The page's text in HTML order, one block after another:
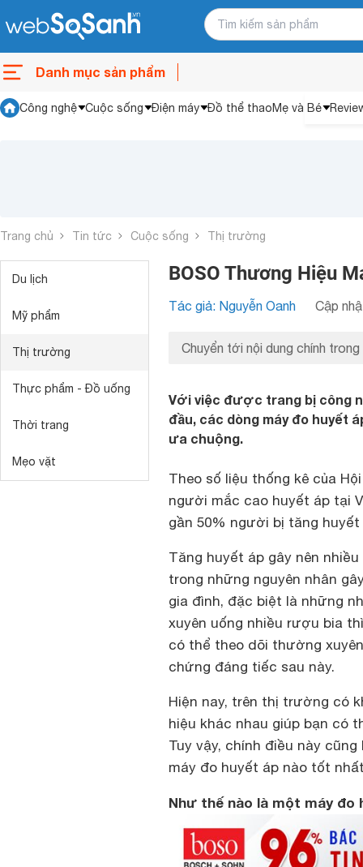
Danh mục sản phẩm
Công nghệ Cuộc sống Điện máy Đồ thể thaoMẹ và Bé
Trang chủ Tin tức Cuộc sống Thị trường
Du lịch
Mỹ phẩm
Thị trường
Thực phẩm - Đồ uống
Thời trang
Mẹo vặt
BOSO Thương Hiệu
Tác giả: Nguyễn Oanh Cập
Chuyển tới nội dung chính trong
Với việc được trang bị công
đầu, các dòng máy đo
ưa chuộng.
Theo số liệu thống kê của
người mắc cao huyết áp tại
gần 50% người bị tăng
Tăng huyết áp gây nên
trong những nguyên nhân
gia đình, đặc biệt là những
xuyên uống nhiều rượu bia
có thể theo dõi thường
chứng đáng tiếc sau này.
Hiện nay, trên thị trường có
hiệu khác nhau giúp bạn có
Tuy vậy, chính điều này
máy đo huyết áp nào tốt
Như thế nào là một máy